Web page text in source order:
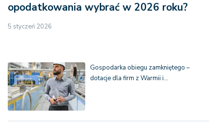
opodatkowania wybrać w 2026 roku?
5 styczeń 2026
Gospodarka obiegu zamkniętego –
dotacje dla firm z Warmii i…